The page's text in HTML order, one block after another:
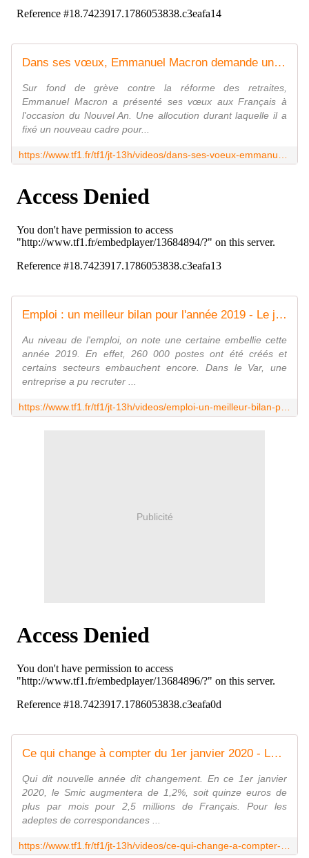
Dans ses vœux, Emmanuel Macron demande un "compromis rapide" sur la réforme des retraites - Le journal de 13h | TF1
Sur fond de grève contre la réforme des retraites,
Emmanuel Macron a présenté ses vœux aux Français à
l'occasion du Nouvel An. Une allocution durant laquelle il a
fixé un nouveau cadre pour...
Emploi : un meilleur bilan pour l'année 2019 - Le journal de 13h | TF1
Au niveau de l'emploi, on note une certaine embellie cette
année 2019. En effet, 260 000 postes ont été créés et
certains secteurs embauchent encore. Dans le Var, une
entreprise a pu recruter ...
Publicité
Ce qui change à compter du 1er janvier 2020 - Le journal de 13h | TF1
Qui dit nouvelle année dit changement. En ce 1er janvier
2020, le Smic augmentera de 1,2%, soit quinze euros de
plus par mois pour 2,5 millions de Français. Pour les
adeptes de correspondances ...